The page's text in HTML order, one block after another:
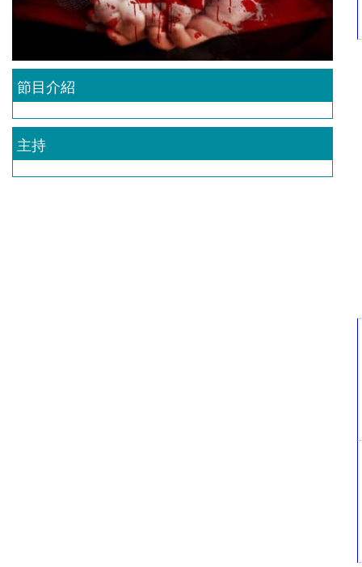
節目介紹
主持